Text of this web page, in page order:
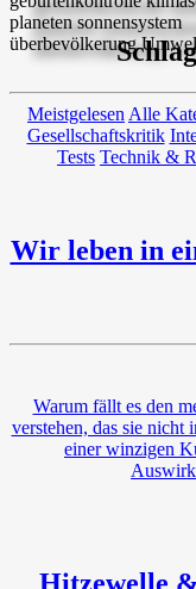
Meistgelesen Alle
Gesellschaftskritik
Tests Technik &
Wir leben in
Warum fällt es den
verstehen, das sie nicht
einer winzigen
Hitzewelle